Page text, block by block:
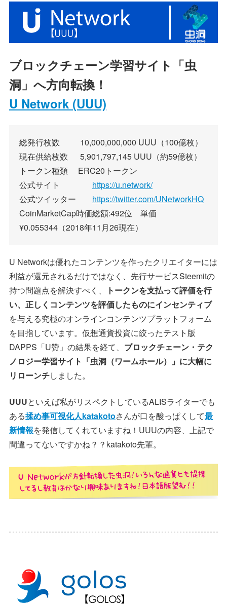
ブロックチェーン学習サイト「虫
洞」へ方向転換！
U Network (UUU)
総発行枚数 10,000,000,000 UUU（100億枚）
現在供給枚数 5,901,797,145 UUU（約59億枚）
トークン種類 ERC20トークン
公式サイト https://u.network/
公式ツイッター https://twitter.com/UNetworkHQ
CoinMarketCap時価総額:492位 単価
¥0.055344（2018年11月26現在）
U Networkは優れたコンテンツを作ったクリエイターには
利益が還元されるだけではなく、先行サービスSteemitの
持つ問題点を解決すべく、
トークンを支払って評価を行
い、正しくコンテンツを評価したものにインセンティブ
を与える究極のオンラインコンテンツプラットフォーム
を目指しています。仮想通貨投資に絞ったテスト版
DAPPS「U赞」の結果を経て、 ブロックチェーン・テク
ノロジー学習サイト「虫洞（ワームホール）」に大幅に
リローンチしました。
UUUといえば私がリスペクトしているALISライターでも
ある揉め事可視化人katakotoさんが口を酸っぱくして最
新情報を発信してくれていますね！UUUの内容、上記で
間違ってないですかね？？katakoto先輩。